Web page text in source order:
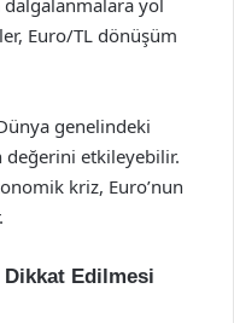
Euro/TL dönüşüm
genelindeki
değerini etkileyebilir.
kriz, Euro’nun
Dikkat Edilmesi